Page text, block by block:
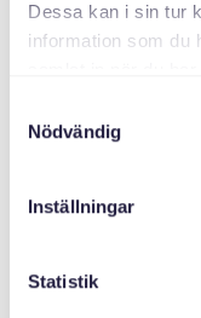
Dessa kan i sin tur
information som du
Nödvändig
Inställningar
Statistik